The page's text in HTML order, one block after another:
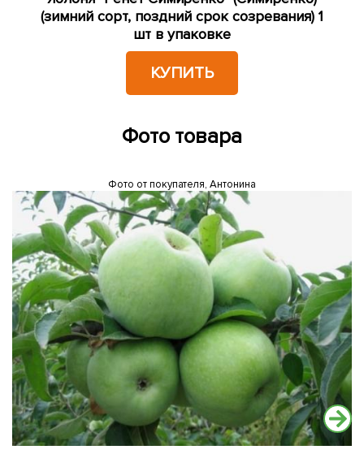
(зимний сорт, поздний срок созревания) 1
шт в упаковке
КУПИТЬ
Фото товара
Фото от покупателя, Антонина